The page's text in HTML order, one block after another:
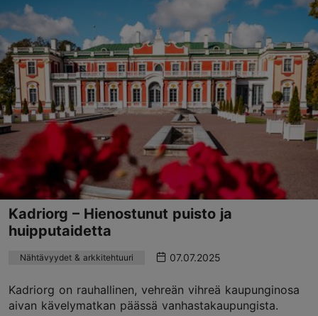
Kadriorg – Hienostunut puisto ja
huipputaidetta
Nähtävyydet & arkkitehtuuri 07.07.2025
Kadriorg on rauhallinen, vehreän vihreä kaupunginosa
aivan kävelymatkan päässä vanhastakaupungista.